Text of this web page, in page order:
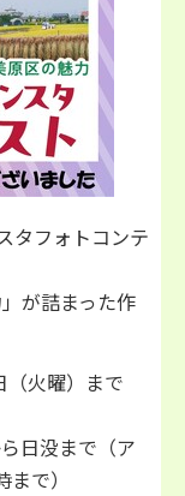
タフォトコンテ
が詰まった作
（火曜）まで
日没まで（ア
で）